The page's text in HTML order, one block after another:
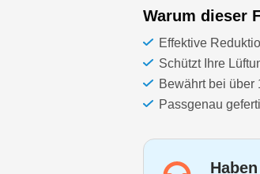
Warum dieser
Effektive
Schützt Ihre
Bewährt bei über
Passgenau